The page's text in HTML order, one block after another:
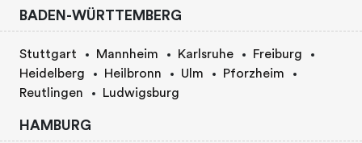
BADEN-WÜRTTEMBERG
Stuttgart Mannheim Karlsruhe
Freiburg
Heidelberg
Heilbronn Ulm
Pforzheim
Reutlingen
Ludwigsburg
HAMBURG